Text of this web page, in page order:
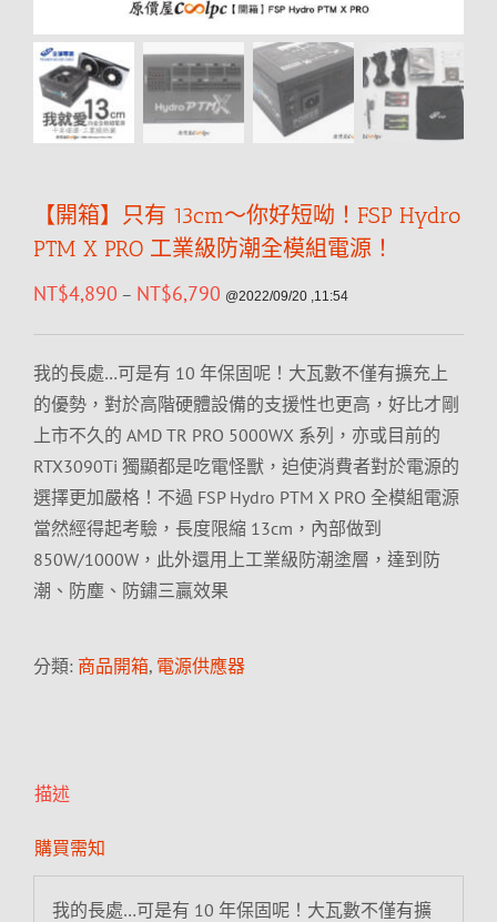
【開箱】只有 13cm～你好短呦！FSP Hydro
PTM X PRO 工業級防潮全模組電源！
NT$4,890 – NT$6,790 @2022/09/20 ,11:54
我的長處…可是有 10 年保固呢！大瓦數不僅有擴充上
的優勢，對於高階硬體設備的支援性也更高，好比才剛
上市不久的 AMD TR PRO 5000WX 系列，亦或目前的
RTX3090Ti 獨顯都是吃電怪獸，迫使消費者對於電源的
選擇更加嚴格！不過 FSP Hydro PTM X PRO 全模組電源
當然經得起考驗，長度限縮 13cm，內部做到
850W/1000W，此外還用上工業級防潮塗層，達到防
潮、防塵、防鏽三贏效果
分類: 商品開箱, 電源供應器
描述
購買需知
我的長處…可是有 10 年保固呢！大瓦數不僅有擴